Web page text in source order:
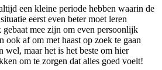
een kleine periode hebben waarin de
eerst even beter moet leren
mee zijn om even persoonlijk
ook af om met haast op zoek te gaan
wel, maar het is het beste om hier
om te zorgen dat alles goed voelt!